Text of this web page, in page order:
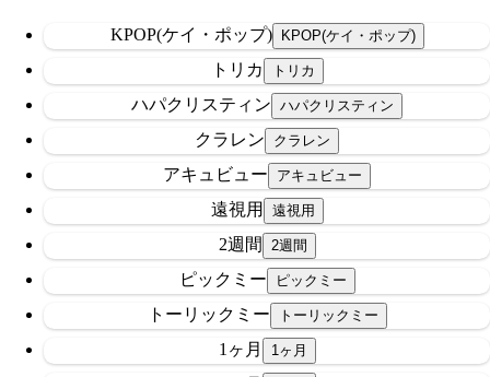
KPOP(ケイ・ポップ)
トリカ
ハパクリスティン
クラレン
アキュビュー
遠視用
2週間
ピックミー
トーリックミー
1ヶ月